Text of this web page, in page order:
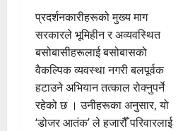
प्रदर्शनकारीहरूको मुख्य माग
सरकारले भूमिहीन र अव्यवस्थित
बसोबासीहरूलाई बसोबासको
वैकल्पिक व्यवस्था नगरी बलपूर्वक
हटाउने अभियान तत्काल रोक्नुपर्ने
रहेको छ । उनीहरूका अनुसार, यो
‘डोजर आतंक’ ले हजारौँ परिवारलाई